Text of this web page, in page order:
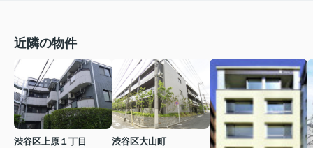
近隣の物件
渋谷区上原１丁目
渋谷区大山町